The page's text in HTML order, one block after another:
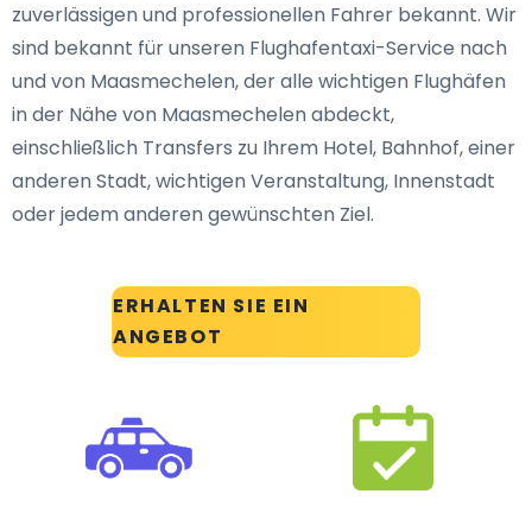
ERHALTEN SIE EIN
ANGEBOT
zuverlässigen und professionellen Fahrer bekannt. Wir
sind bekannt für unseren Flughafentaxi-Service nach
und von Maasmechelen, der alle wichtigen Flughäfen
in der Nähe von Maasmechelen abdeckt,
einschließlich Transfers zu Ihrem Hotel, Bahnhof, einer
anderen Stadt, wichtigen Veranstaltung, Innenstadt
oder jedem anderen gewünschten Ziel.